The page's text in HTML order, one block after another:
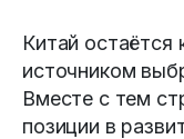
Китай
источником
Вместе с тем
позиции в